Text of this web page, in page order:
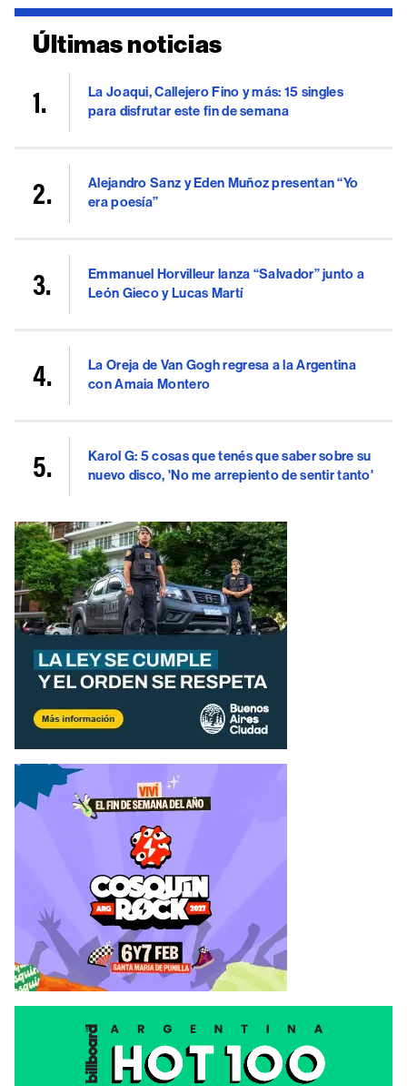
Últimas noticias
La Joaqui, Callejero Fino y más: 15 singles
para disfrutar este fin de semana
Alejandro Sanz y Eden Muñoz presentan “Yo
era poesía”
Emmanuel Horvilleur lanza “Salvador” junto a
León Gieco y Lucas Martí
La Oreja de Van Gogh regresa a la Argentina
con Amaia Montero
Karol G: 5 cosas que tenés que saber sobre su
nuevo disco, 'No me arrepiento de sentir tanto'